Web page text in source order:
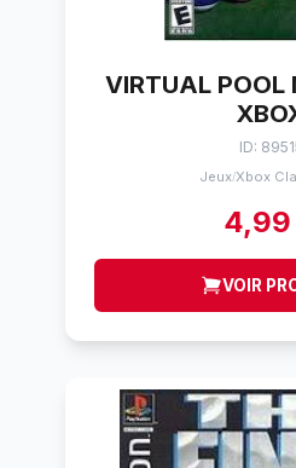
VIRTUAL POOL
ID:
Jeux/Xbox
4,99
VOIR